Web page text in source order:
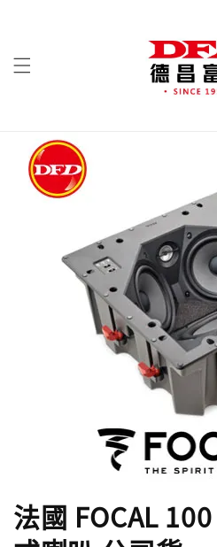
法國 FOCAL